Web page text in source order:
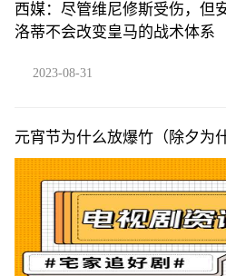
西媒：尽管维尼修斯受伤，但
洛蒂不会改变皇马的战术体系
2023-08-31
元宵节为什么放爆竹（除夕为